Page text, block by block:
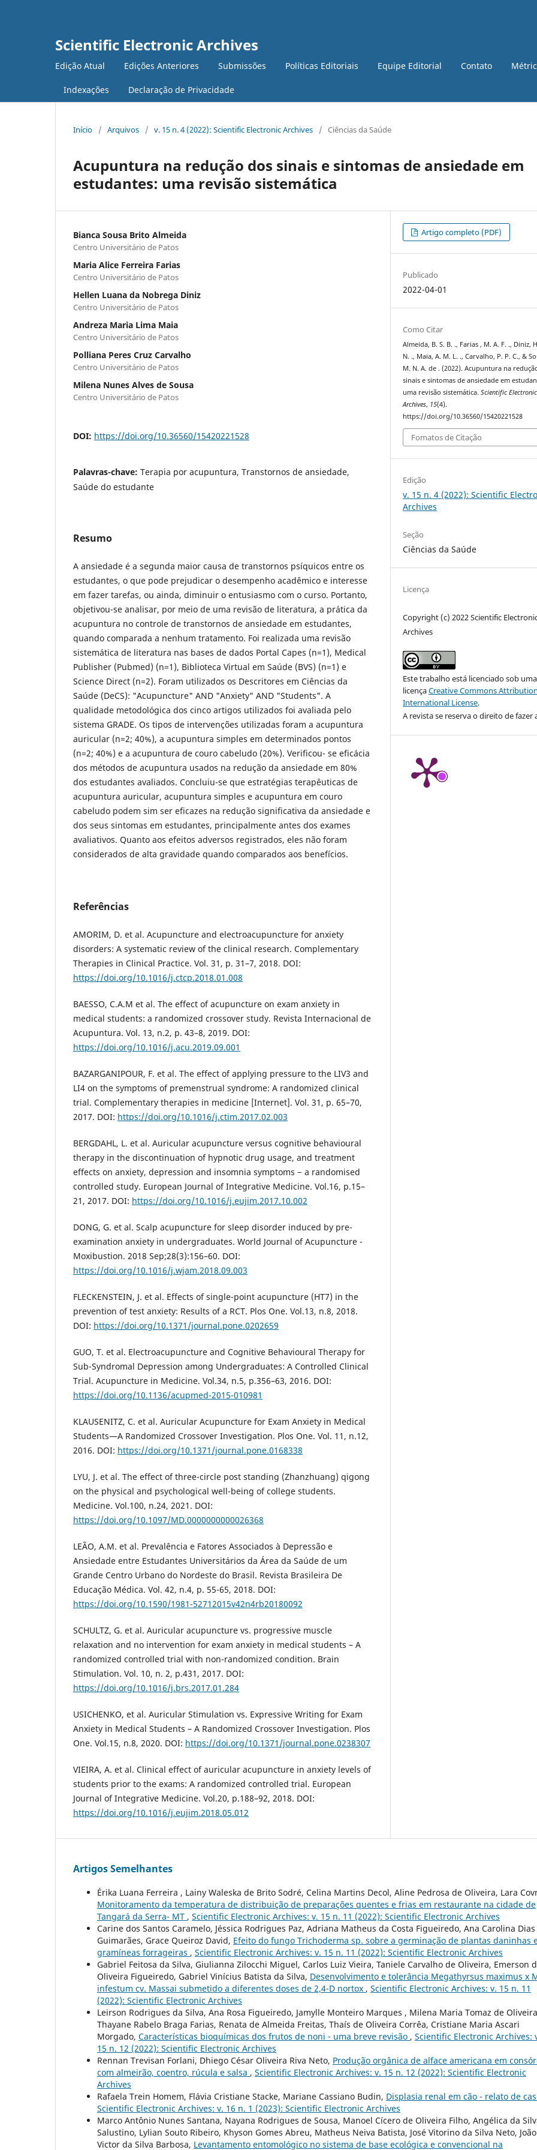
Scientific Electronic Archives
Edição Atual Edições Anteriores Submissões Políticas Editoriais Equipe Editorial Contato
Indexações Declaração de Privacidade
Início / Arquivos / v. 15 n. 4 (2022): Scientific Electronic Archives / Ciências da Saúde
Acupuntura na redução dos sinais e sintomas de ansiedade em
estudantes: uma revisão sistemática
Bianca Sousa Brito Almeida
Centro Universitário de Patos
Maria Alice Ferreira Farias
Centro Universitário de Patos
Hellen Luana da Nobrega Diniz
Centro Universitário de Patos
Andreza Maria Lima Maia
Centro Universitário de Patos
Polliana Peres Cruz Carvalho
Centro Universitário de Patos
Milena Nunes Alves de Sousa
Centro Universitário de Patos
DOI: https://doi.org/10.36560/15420221528
Palavras-chave: Terapia por acupuntura, Transtornos de ansiedade,
Saúde do estudante
Resumo
A ansiedade é a segunda maior causa de transtornos psíquicos entre os
estudantes, o que pode prejudicar o desempenho acadêmico e interesse
em fazer tarefas, ou ainda, diminuir o entusiasmo com o curso. Portanto,
objetivou-se analisar, por meio de uma revisão de literatura, a prática da
acupuntura no controle de transtornos de ansiedade em estudantes,
quando comparada a nenhum tratamento. Foi realizada uma revisão
sistemática de literatura nas bases de dados Portal Capes (n=1), Medical
Publisher (Pubmed) (n=1), Biblioteca Virtual em Saúde (BVS) (n=1) e
Science Direct (n=2). Foram utilizados os Descritores em Ciências da
Saúde (DeCS): "Acupuncture" AND "Anxiety" AND "Students". A
qualidade metodológica dos cinco artigos utilizados foi avaliada pelo
sistema GRADE. Os tipos de intervenções utilizadas foram a acupuntura
auricular (n=2; 40%), a acupuntura simples em determinados pontos
(n=2; 40%) e a acupuntura de couro cabeludo (20%). Verificou- se eficácia
dos métodos de acupuntura usados na redução da ansiedade em 80%
dos estudantes avaliados. Concluiu-se que estratégias terapêuticas de
acupuntura auricular, acupuntura simples e acupuntura em couro
cabeludo podem sim ser eficazes na redução significativa da ansiedade e
dos seus sintomas em estudantes, principalmente antes dos exames
avaliativos. Quanto aos efeitos adversos registrados, eles não foram
considerados de alta gravidade quando comparados aos benefícios.
Referências
AMORIM, D. et al. Acupuncture and electroacupuncture for anxiety
disorders: A systematic review of the clinical research. Complementary
Therapies in Clinical Practice. Vol. 31, p. 31–7, 2018. DOI:
https://doi.org/10.1016/j.ctcp.2018.01.008
BAESSO, C.A.M et al. The effect of acupuncture on exam anxiety in
medical students: a randomized crossover study. Revista Internacional de
Acupuntura. Vol. 13, n.2, p. 43–8, 2019. DOI:
https://doi.org/10.1016/j.acu.2019.09.001
BAZARGANIPOUR, F. et al. The effect of applying pressure to the LIV3 and
LI4 on the symptoms of premenstrual syndrome: A randomized clinical
trial. Complementary therapies in medicine [Internet]. Vol. 31, p. 65–70,
2017. DOI: https://doi.org/10.1016/j.ctim.2017.02.003
BERGDAHL, L. et al. Auricular acupuncture versus cognitive behavioural
therapy in the discontinuation of hypnotic drug usage, and treatment
effects on anxiety, depression and insomnia symptoms − a randomised
controlled study. European Journal of Integrative Medicine. Vol.16, p.15–
21, 2017. DOI: https://doi.org/10.1016/j.eujim.2017.10.002
DONG, G. et al. Scalp acupuncture for sleep disorder induced by pre-
examination anxiety in undergraduates. World Journal of Acupuncture -
Moxibustion. 2018 Sep;28(3):156–60. DOI:
https://doi.org/10.1016/j.wjam.2018.09.003
FLECKENSTEIN, J. et al. Effects of single-point acupuncture (HT7) in the
prevention of test anxiety: Results of a RCT. Plos One. Vol.13, n.8, 2018.
DOI: https://doi.org/10.1371/journal.pone.0202659
GUO, T. et al. Electroacupuncture and Cognitive Behavioural Therapy for
Sub-Syndromal Depression among Undergraduates: A Controlled Clinical
Trial. Acupuncture in Medicine. Vol.34, n.5, p.356–63, 2016. DOI:
https://doi.org/10.1136/acupmed-2015-010981
KLAUSENITZ, C. et al. Auricular Acupuncture for Exam Anxiety in Medical
Students—A Randomized Crossover Investigation. Plos One. Vol. 11, n.12,
2016. DOI: https://doi.org/10.1371/journal.pone.0168338
LYU, J. et al. The effect of three-circle post standing (Zhanzhuang) qigong
on the physical and psychological well-being of college students.
Medicine. Vol.100, n.24, 2021. DOI:
https://doi.org/10.1097/MD.0000000000026368
LEÃO, A.M. et al. Prevalência e Fatores Associados à Depressão e
Ansiedade entre Estudantes Universitários da Área da Saúde de um
Grande Centro Urbano do Nordeste do Brasil. Revista Brasileira De
Educação Médica. Vol. 42, n.4, p. 55-65, 2018. DOI:
https://doi.org/10.1590/1981-52712015v42n4rb20180092
SCHULTZ, G. et al. Auricular acupuncture vs. progressive muscle
relaxation and no intervention for exam anxiety in medical students – A
randomized controlled trial with non-randomized condition. Brain
Stimulation. Vol. 10, n. 2, p.431, 2017. DOI:
https://doi.org/10.1016/j.brs.2017.01.284
USICHENKO, et al. Auricular Stimulation vs. Expressive Writing for Exam
Anxiety in Medical Students – A Randomized Crossover Investigation. Plos
One. Vol.15, n.8, 2020. DOI: https://doi.org/10.1371/journal.pone.0238307
VIEIRA, A. et al. Clinical effect of auricular acupuncture in anxiety levels of
students prior to the exams: A randomized controlled trial. European
Journal of Integrative Medicine. Vol.20, p.188–92, 2018. DOI:
https://doi.org/10.1016/j.eujim.2018.05.012
Artigo completo (PDF)
Publicado
2022-04-01
Como Citar
Almeida, B. S. B. ., Farias , M. A. F. ., Diniz,
N. ., Maia, A. M. L. ., Carvalho, P. P. C., &
M. N. A. de . (2022). Acupuntura na
sinais e sintomas de ansiedade em
uma revisão sistemática.Scientific Electronic
Archives, 15(4).
https://doi.org/10.36560/15420221528
Fomatos de Citação
Edição
v. 15 n. 4 (2022): Scientific
Archives
Seção
Ciências da Saúde
Licença
Copyright (c) 2022 Scientific
Archives
Este trabalho está licenciado sob uma
licençaCreative Commons
International License.
A revista se reserva o direito de fazer
Artigos Semelhantes
Érika Luana Ferreira , Lainy Waleska de Brito Sodré, Celina Martins Decol, Aline Pedrosa de Oliveira, Lara
Monitoramento da temperatura de distribuição de preparações quentes e frias em restaurante na cidade de
Tangará da Serra- MT , Scientific Electronic Archives: v. 15 n. 11 (2022): Scientific Electronic Archives
Carine dos Santos Caramelo, Jéssica Rodrigues Paz, Adriana Matheus da Costa Figueiredo, Ana Carolina Dias
Guimarães, Grace Queiroz David, Efeito do fungo Trichoderma sp. sobre a germinação de plantas daninhas
gramíneas forrageiras , Scientific Electronic Archives: v. 15 n. 11 (2022): Scientific Electronic Archives
Gabriel Feitosa da Silva, Giulianna Zilocchi Miguel, Carlos Luiz Vieira, Taniele Carvalho de Oliveira, Emerson
Oliveira Figueiredo, Gabriel Vinícius Batista da Silva, Desenvolvimento e tolerância Megathyrsus maximus x
infestum cv. Massai submetido a diferentes doses de 2,4-D nortox , Scientific Electronic Archives: v. 15 n. 11
(2022): Scientific Electronic Archives
Leirson Rodrigues da Silva, Ana Rosa Figueiredo, Jamylle Monteiro Marques , Milena Maria Tomaz de
Thayane Rabelo Braga Farias, Renata de Almeida Freitas, Thaís de Oliveira Corrêa, Cristiane Maria Ascari
Morgado, Características bioquímicas dos frutos de noni - uma breve revisão , Scientific Electronic Archives:
15 n. 12 (2022): Scientific Electronic Archives
Rennan Trevisan Forlani, Dhiego César Oliveira Riva Neto, Produção orgânica de alface americana em
com almeirão, coentro, rúcula e salsa , Scientific Electronic Archives: v. 15 n. 12 (2022): Scientific Electronic
Archives
Rafaela Trein Homem, Flávia Cristiane Stacke, Mariane Cassiano Budin, Displasia renal em cão - relato de
Scientific Electronic Archives: v. 16 n. 1 (2023): Scientific Electronic Archives
Marco Antônio Nunes Santana, Nayana Rodrigues de Sousa, Manoel Cícero de Oliveira Filho, Angélica da
Salustino, Lylian Souto Ribeiro, Khyson Gomes Abreu, Matheus Neiva Batista, José Vitorino da Silva Neto, João
Victor da Silva Barbosa, Levantamento entomológico no sistema de base ecológica e convencional na